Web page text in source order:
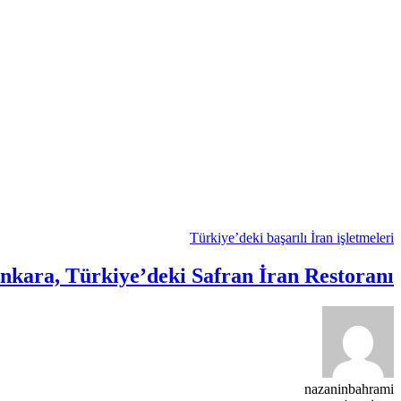
Türkiye’deki başarılı İran işletmeleri
Türkiye’deki Safran İran Restoranı
nazaninbahrami